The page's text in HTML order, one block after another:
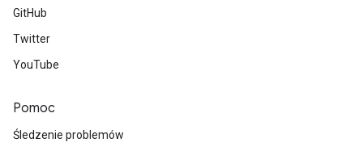
GitHub
Twitter
YouTube
Pomoc
Śledzenie problemów